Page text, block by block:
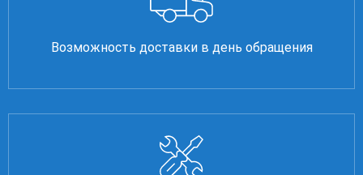
Возможность доставки в день обращения